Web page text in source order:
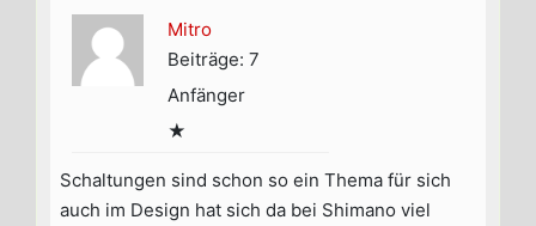
Mitro
Beiträge: 7
Anfänger
★
Schaltungen sind schon so ein Thema für sich
auch im Design hat sich da bei Shimano viel